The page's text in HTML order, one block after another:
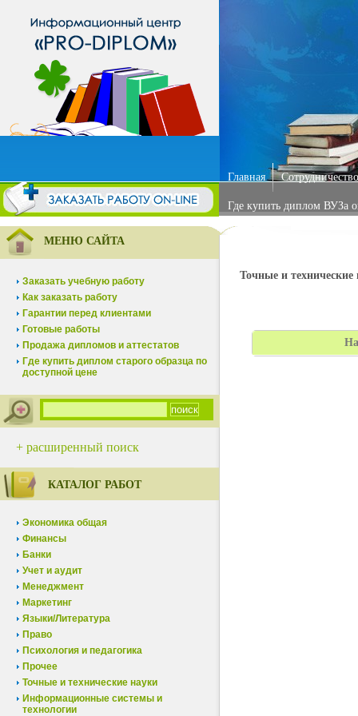
Главная
Где купить диплом ВУЗа
МЕНЮ САЙТА
Заказать учебную работу
Как заказать работу
Гарантии перед клиентами
Готовые работы
Продажа дипломов и аттестатов
Где купить диплом старого образца по
доступной цене
+ расширенный поиск
КАТАЛОГ РАБОТ
Экономика общая
Финансы
Банки
Учет и аудит
Менеджмент
Маркетинг
Языки/Литература
Право
Психология и педагогика
Прочее
Точные и технические науки
Информационные системы и
технологии
Точные и технические